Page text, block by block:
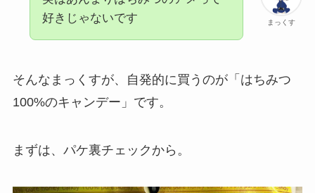
まっくす
好きじゃないです
そんなまっくすが、自発的に買うのが「はちみつ
100%のキャンデー」です。
まずは、パケ裏チェックから。